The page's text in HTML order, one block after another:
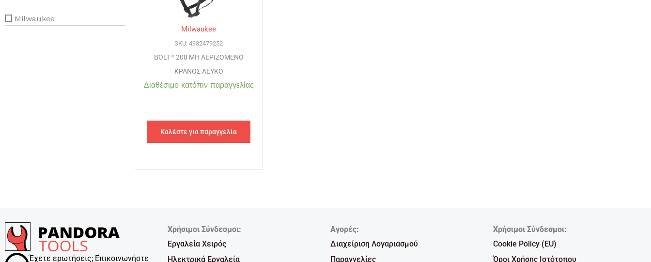
Milwaukee
Milwaukee
SKU: 4932479252
BOLT™ 200 ΜΗ ΑΕΡΙΖΟΜΕΝΟ
ΚΡΑΝΟΣ ΛΕΥΚΟ
Διαθέσιμο κατόπιν παραγγελίας
Καλέστε για παραγγελία
Έχετε ερωτήσεις; Επικοινωνήστε
Χρήσιμοι Σύνδεσμοι:
Εργαλεία Χειρός
Ηλεκτρικά Εργαλεία
Αγορές:
Διαχείριση Λογαριασμού
Παραγγελίες
Χρήσιμοι Σύνδεσμοι:
Cookie Policy (EU)
Όροι Χρήσης Ιστότοπου